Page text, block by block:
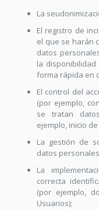
La
El registro de
el que se harán
datos
la
forma rápida en
El control del
(por ejemplo,
se tratan
ejemplo, inicio
La gestión de
datos
La
correcta
(por ejemplo,
Usuarios);